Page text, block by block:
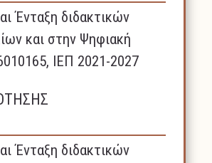
Ένταξη διδακτικών
και στην Ψηφιακή
ΙΕΠ 2021-2027
Ένταξη διδακτικών